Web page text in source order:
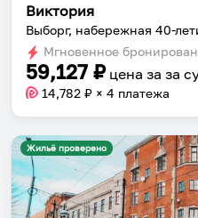
Виктория
Выборг, набережная 40-
Мгновенное
59,127 ₽ цена за за
14,782 ₽ × 4 платежа
Жильё проверено